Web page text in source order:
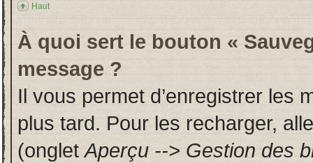
Haut
À quoi sert le bouton «
message ?
Il vous permet d’enregistrer les
plus tard. Pour les recharger,
(ongletAperçu --> Gestion des